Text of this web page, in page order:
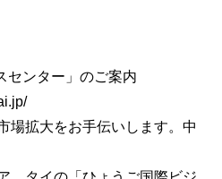
センター」のご案内
場拡大をお手伝いします。中